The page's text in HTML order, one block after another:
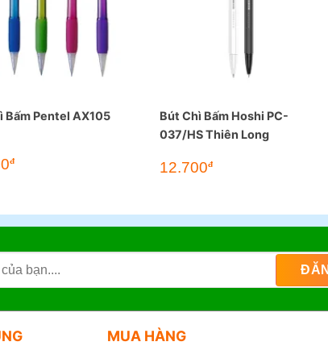
Bấm Pentel AX105
đ
Bút Chì Bấm Hoshi PC-
037/HS Thiên Long
Giá
gốc
12.700đGiá
MUA HÀNG